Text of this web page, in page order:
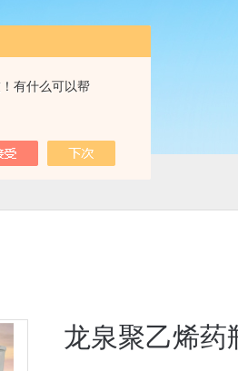
有什么可以帮
龙泉聚乙烯药